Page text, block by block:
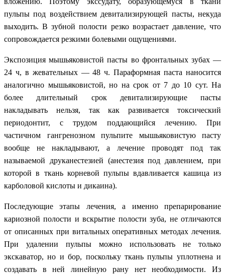
пульпы под воздействием девитализирующей пасты, некуда
выходить. В зубной полости резко возрастает давление, что
сопровождается резкими болевыми ощущениями.
Экспозиция мышьяковистой пасты во фронтальных зубах —
24 ч, в жевательных — 48 ч. Параформная паста наносится
аналогично мышьяковистой, но на срок от 7 до 10 сут. На
более длительный срок девитализирующие пасты
накладывать нельзя, так как развивается токсический
периодонтит, с трудом поддающийся лечению. При
частичном гангренозном пульпите мышьяковистую пасту
вообще не накладывают, а лечение проводят под так
называемой друканестезией (анестезия под давлением, при
которой в ткань корневой пульпы вдавливается кашица из
карболовой кислоты и дикаина).
Последующие этапы лечения, а именно препарирование
кариозной полости и вскрытие полости зуба, не отличаются
от описанных при витальных оперативных методах лечения.
При удалении пульпы можно использовать не только
экскаватор, но и бор, поскольку ткань пульпы уплотнена и
создавать в ней линейную рану нет необходимости. Из